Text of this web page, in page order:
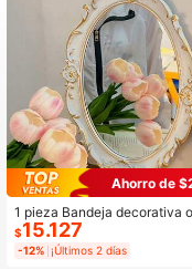
4,86 662
4,86 662
4,86 662
Ahorro de
1 pieza Bandeja decorativa
a, Tablero de exhibición de
e vidrio, Vela, Peine,
rte de lámpara de pana,
$15.127
-12% ¡Últimos 2 días